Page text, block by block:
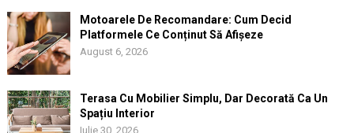
Motoarele De Recomandare: Cum Decid
Platformele Ce Conținut Să Afișeze
August 6, 2026
Terasa Cu Mobilier Simplu, Dar Decorată Ca Un
Spațiu Interior
Iulie 30, 2026